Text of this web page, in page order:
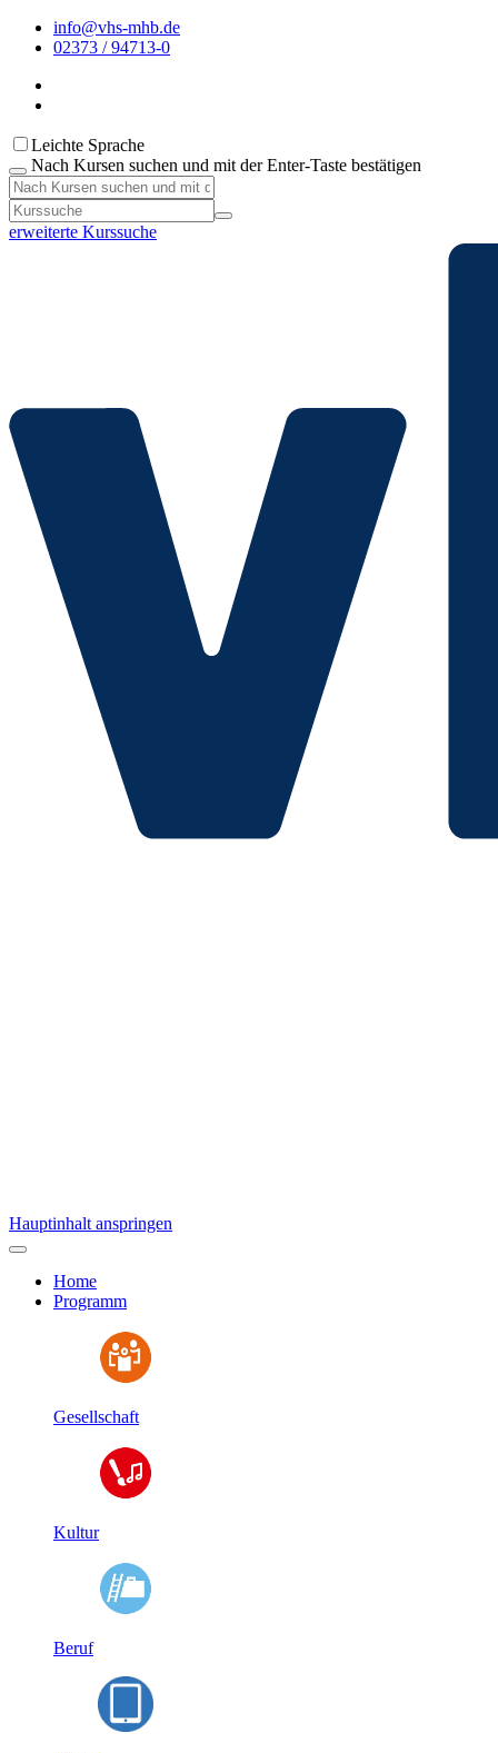
info@vhs-mhb.de
02373 / 94713-0
Leichte Sprache
Nach Kursen suchen und mit der Enter-Taste bestätigen
erweiterte Kurssuche
Hauptinhalt anspringen
Home
Programm
Gesellschaft
Kultur
Beruf